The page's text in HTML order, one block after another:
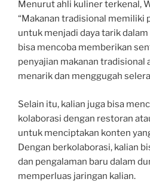
Menurut ahli kuliner terkenal,
“Makanan tradisional memiliki
untuk menjadi daya tarik
bisa mencoba memberikan
penyajian makanan tradisional
menarik dan menggugah
Selain itu, kalian juga bisa
kolaborasi dengan restoran
untuk menciptakan konten
Dengan berkolaborasi, kalian
dan pengalaman baru dalam
memperluas jaringan kalian.